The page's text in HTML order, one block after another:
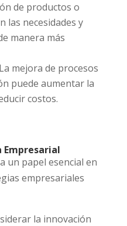
de productos o
las necesidades y
manera más
mejora de procesos
puede aumentar la
costos.
Empresarial
un papel esencial en
empresariales
la innovación